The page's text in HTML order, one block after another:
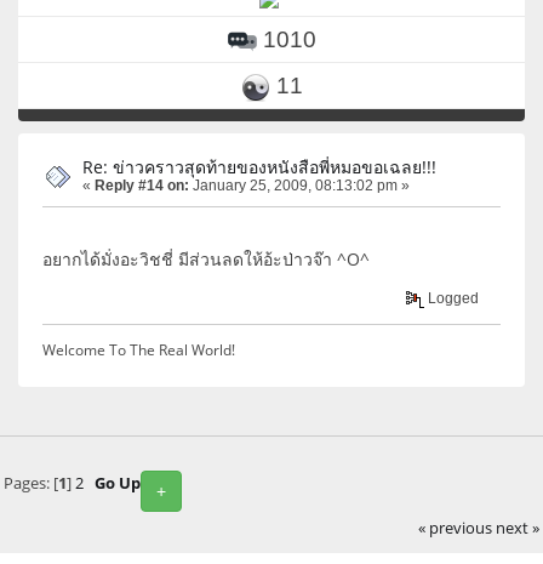
1010
11
Re: ข่าวคราวสุดท้ายของหนังสือพี่หมอขอเฉลย!!!
« Reply #14 on: January 25, 2009, 08:13:02 pm »
อยากได้มั่งอะวิชชี่ มีส่วนลดให้อ้ะป่าวจ๊า ^O^
Logged
Welcome To The Real World!
+
Pages: [1]2 Go Up
« previous next »